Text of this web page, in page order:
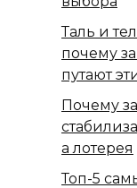
Таль и
почему
путают
Почему
а лотерея
Топ-5